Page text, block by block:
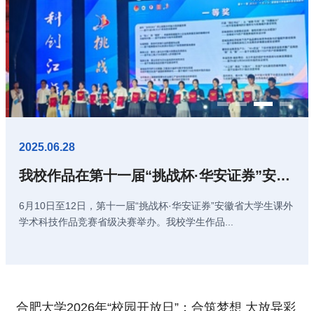
2025.06.28
我校作品在第十一届“挑战杯·华安证券”安徽省大...
6月10日至12日，第十一届“挑战杯·华安证券”安徽省大学生课外
学术科技作品竞赛省级决赛举办。我校学生作品...
合肥大学2026年“校园开放日”：合筑梦想 大放异彩